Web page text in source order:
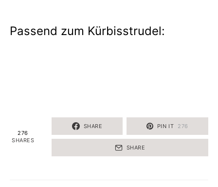
Passend zum Kürbisstrudel:
276
SHARES
SHARE PIN IT 276
SHARE